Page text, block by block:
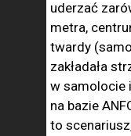
uderzać
metra,
twardy
zakładała
w samolocie
na bazie
to